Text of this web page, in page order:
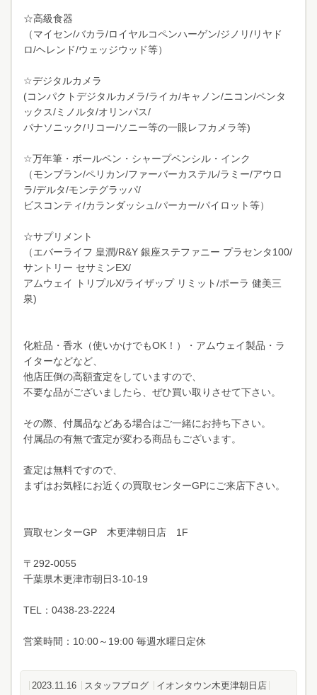
☆高級食器
（マイセン/バカラ/ロイヤルコペンハーゲン/ジノリ/リヤド
ロ/ヘレンド/ウェッジウッド等）
☆デジタルカメラ
(コンパクトデジタルカメラ/ライカ/キャノン/ニコン/ペンタ
ックス/ミノルタ/オリンパス/
パナソニック/リコー/ソニー等の一眼レフカメラ等)
☆万年筆・ボールペン・シャープペンシル・インク
（モンブラン/ペリカン/ファーバーカステル/ラミー/アウロ
ラ/デルタ/モンテグラッパ/
ビスコンティ/カランダッシュ/パーカー/パイロット等）
☆サプリメント
（エバーライフ 皇潤/R&Y 銀座ステファニー プラセンタ100/
サントリー セサミンEX/
アムウェイ トリプルX/ライザップ リミット/ポーラ 健美三
泉)
化粧品・香水（使いかけでもOK！）・アムウェイ製品・ラ
イターなどなど、
他店圧倒の高額査定をしていますので、
不要な品がございましたら、ぜひ買い取りさせて下さい。
その際、付属品などある場合はご一緒にお持ち下さい。
付属品の有無で査定が変わる商品もございます。
査定は無料ですので、
まずはお気軽にお近くの買取センターGPにご来店下さい。
買取センターGP 木更津朝日店 1F
〒292-0055
千葉県木更津市朝日3-10-19
TEL：0438-23-2224
営業時間：10:00～19:00 毎週水曜日定休
2023.11.16 スタッフブログ イオンタウン木更津朝日店